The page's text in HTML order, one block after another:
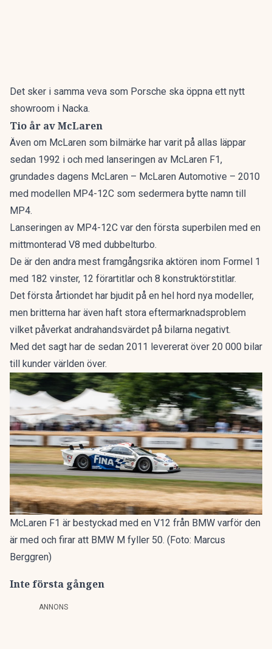
Det sker i samma veva som Porsche ska öppna ett nytt
showroom i Nacka.
Tio år av McLaren
Även om McLaren som bilmärke har varit på allas läppar
sedan 1992 i och med lanseringen av McLaren F1,
grundades dagens McLaren – McLaren Automotive – 2010
med modellen MP4-12C som sedermera bytte namn till
MP4.
Lanseringen av MP4-12C var den första superbilen med en
mittmonterad V8 med dubbelturbo.
De är den andra mest framgångsrika aktören inom Formel 1
med 182 vinster, 12 förartitlar och 8 konstruktörstitlar.
Det första årtiondet har bjudit på en hel hord nya modeller,
men britterna har även haft stora eftermarknadsproblem
vilket påverkat andrahandsvärdet på bilarna negativt.
Med det sagt har de sedan 2011 levererat över 20 000 bilar
till kunder världen över.
McLaren F1 är bestyckad med en V12 från BMW varför den
är med och firar att BMW M fyller 50. (Foto: Marcus
Berggren)
Inte första gången
ANNONS